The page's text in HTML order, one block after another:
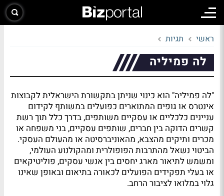
ראשי תגיות
לה פמיליה
"לה פמיליה" הוא כינוי שניתן בתקשורת הישראלית לקבוצות
אינטרס או גופים המתוארים כפועלים במשותף לקידום
עניינים כלכליים או עסקיים משותפים, בדרך כלל תוך רשת
קשרים הדוקה בין חברים, שותפים עסקיים, בני משפחה או
מכרים ותיקים מהצבא, מהאוניברסיטה או מהעולם העסקי.
הביטוי נשאל מהתרבות הפופולרית ומהקולנוע העולמי,
ומשמש לתיאור מארג יחסים בין אנשי עסקים, פוליטיקאים
או בעלי תפקידים הפועלים לכאורה בתיאום ובאופן שאינו
גלוי במלואו לציבור הרחב.